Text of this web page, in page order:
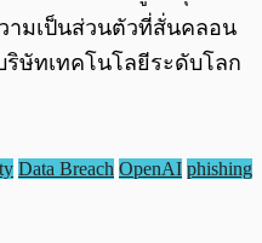
ามเป็นส่วนตัวที่สั่นคลอน
ริษัทเทคโนโลยีระดับโลก
Data Breach OpenAI phishing